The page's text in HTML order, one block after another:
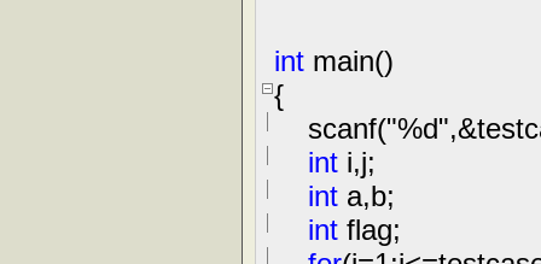
int main()
{
scanf("%d",&
int i,j;
int a,b;
int flag;